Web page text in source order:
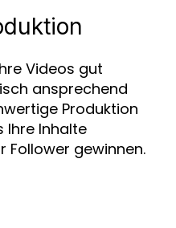
Videos gut
ansprechend
Produktion
Ihre Inhalte
Follower gewinnen.